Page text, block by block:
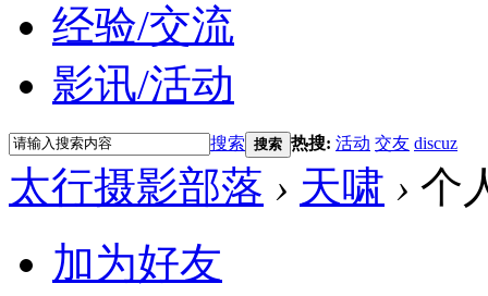
经验/交流
影讯/活动
搜索 搜索 热搜: 活动 交友 discuz
太行摄影部落 › 天啸 › 个
加为好友